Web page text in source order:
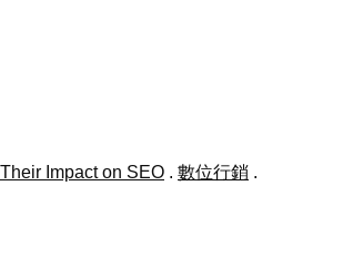
Impact on SEO . 數位行銷 .